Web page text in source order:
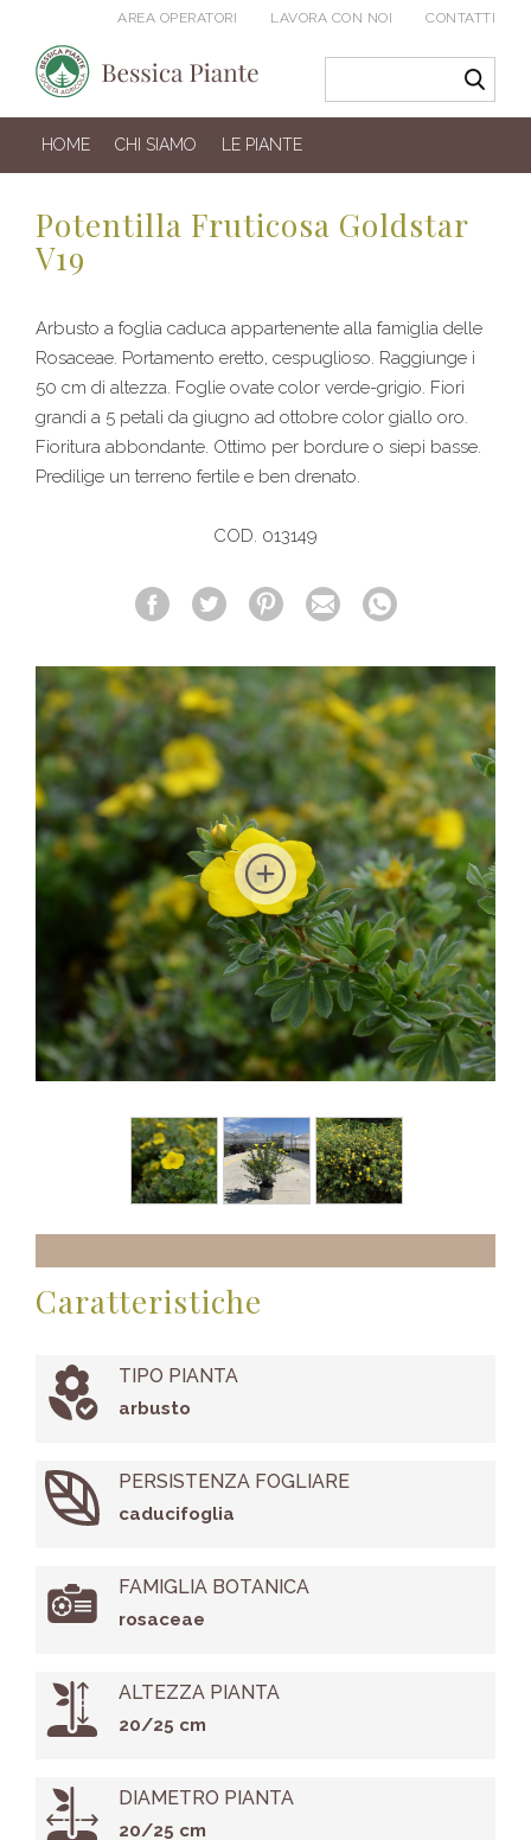
AREA OPERATORI LAVORA CON NOI CONTATTI
HOME CHI SIAMO LE PIANTE
Potentilla Fruticosa Goldstar
V19
Arbusto a foglia caduca appartenente alla famiglia delle
Rosaceae. Portamento eretto, cespuglioso. Raggiunge i
50 cm di altezza. Foglie ovate color verde-grigio. Fiori
grandi a 5 petali da giugno ad ottobre color giallo oro.
Fioritura abbondante. Ottimo per bordure o siepi basse.
Predilige un terreno fertile e ben drenato.
COD. 013149
Caratteristiche
TIPO PIANTA
arbusto
PERSISTENZA FOGLIARE
caducifoglia
FAMIGLIA BOTANICA
rosaceae
ALTEZZA PIANTA
20/25 cm
DIAMETRO PIANTA
20/25 cm